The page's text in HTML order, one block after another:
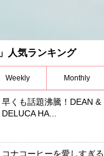
人気ランキング
Weekly Monthly
早くも話題沸騰！DEAN &
DELUCA HA...
コナコーヒーを愛しすぎる